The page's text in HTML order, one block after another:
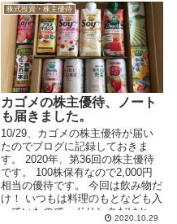
株式投資・株主優待
カゴメの株主優待、ノート
も届きました。
10/29、カゴメの株主優待が届い
たのでブログに記録しておきま
す。 2020年、第36回の株主優待
です。 100株保有なので2,000円
相当の優待です。 今回は飲み物だ
け！ いつもは料理のもとなども入
っていたので、ドリンクだけと...
2020.10.29